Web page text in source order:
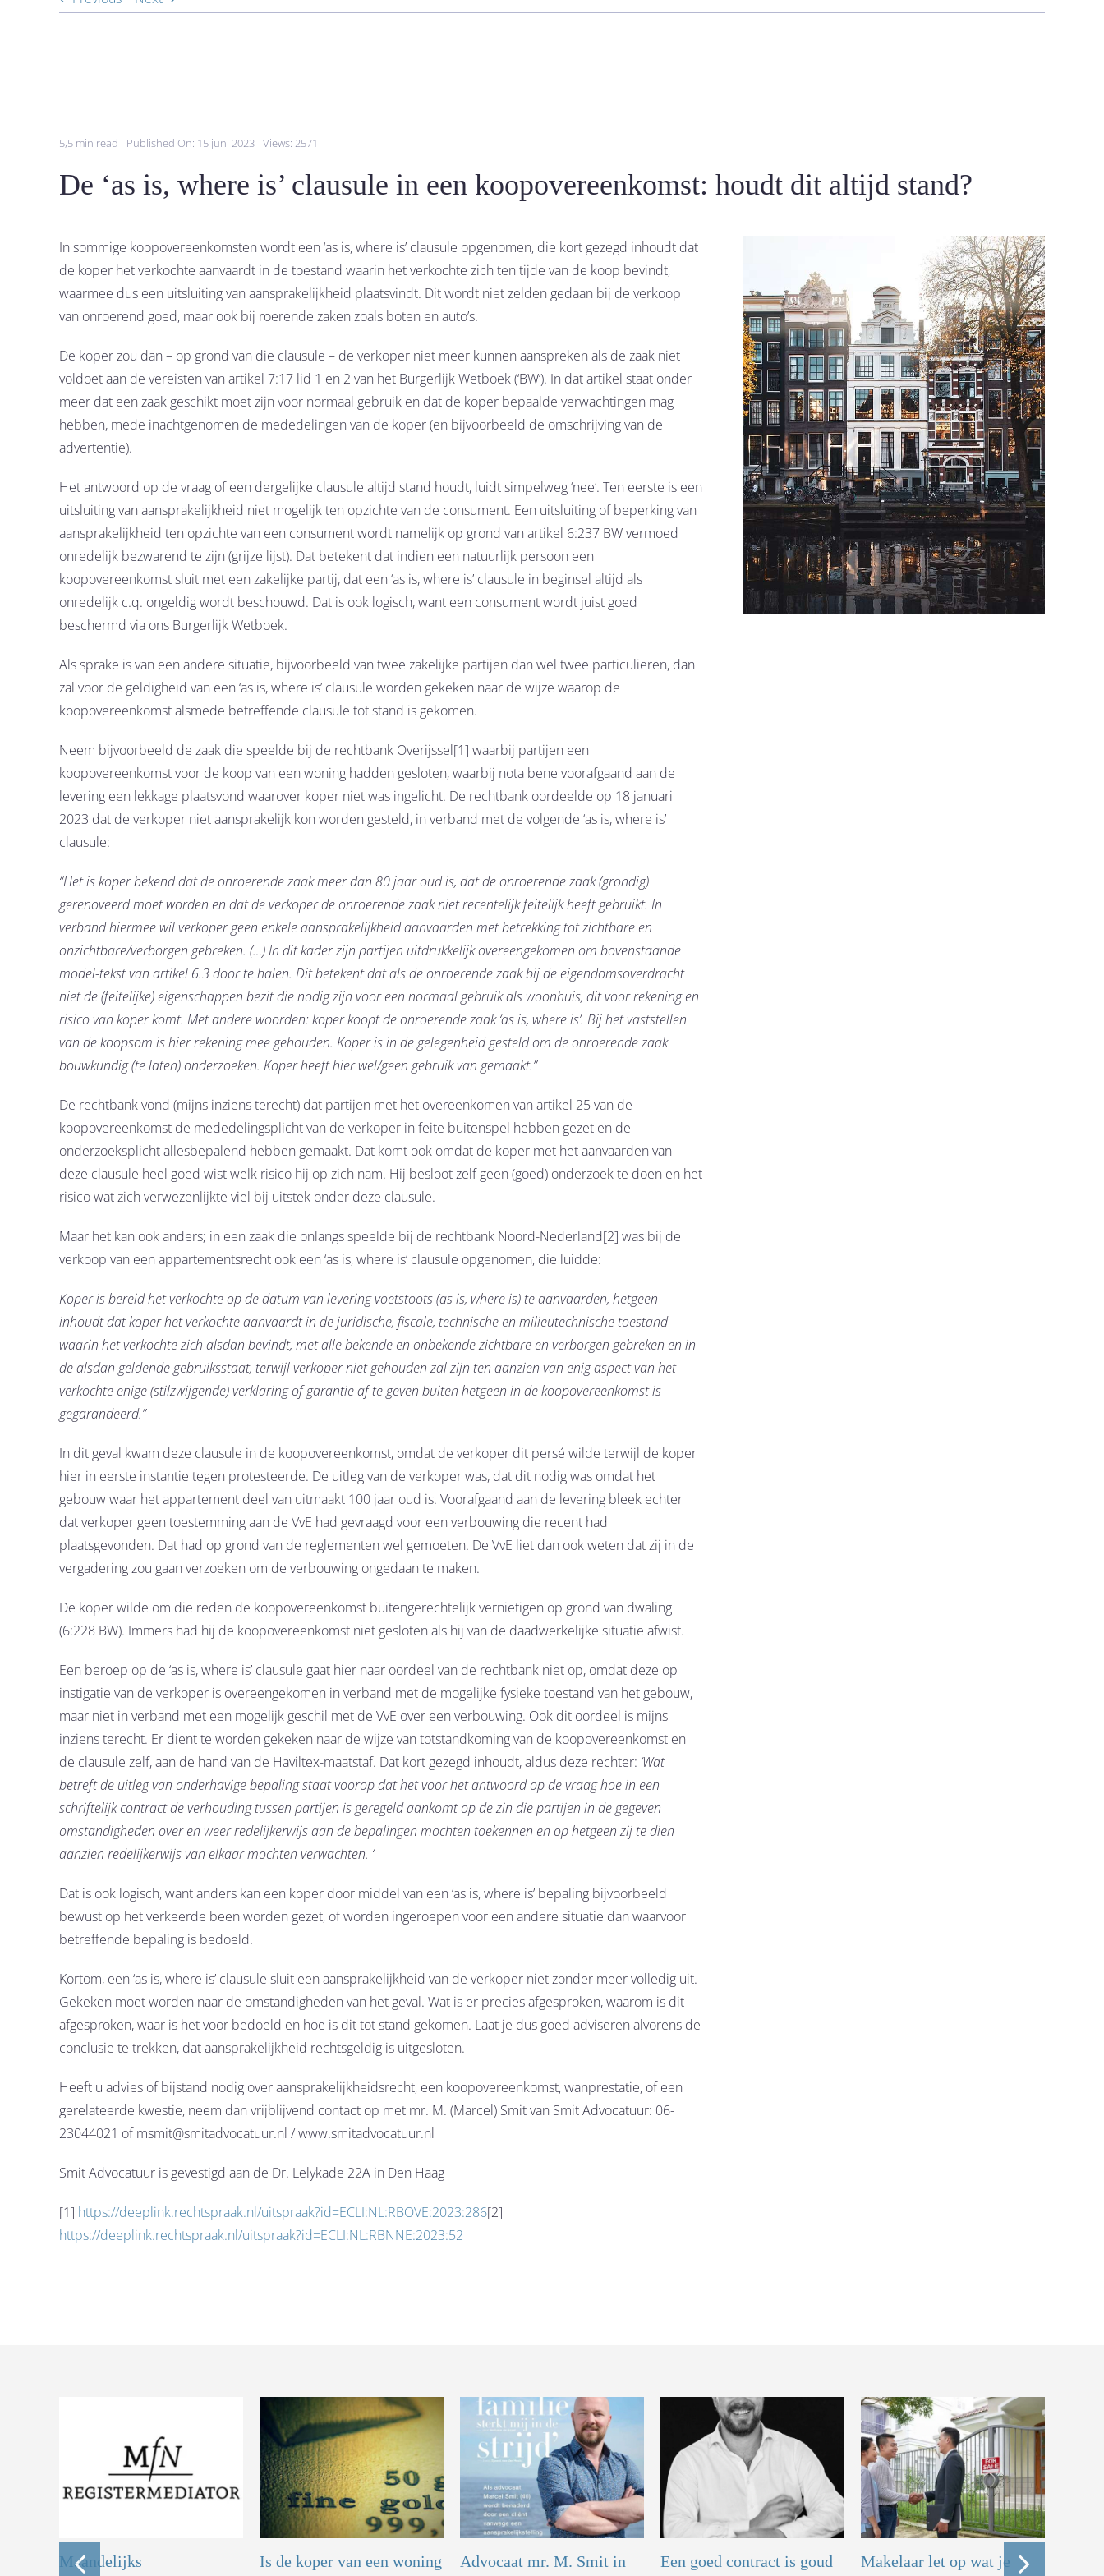
5,5 min read Published On: 15 juni 2023 Views: 2571
De ‘as is, where is’ clausule in een koopovereenkomst: houdt dit altijd stand?
In sommige koopovereenkomsten wordt een ‘as is, where is’ clausule opgenomen, die kort gezegd inhoudt dat
de koper het verkochte aanvaardt in de toestand waarin het verkochte zich ten tijde van de koop bevindt,
waarmee dus een uitsluiting van aansprakelijkheid plaatsvindt. Dit wordt niet zelden gedaan bij de verkoop
van onroerend goed, maar ook bij roerende zaken zoals boten en auto’s.
De koper zou dan – op grond van die clausule – de verkoper niet meer kunnen aanspreken als de zaak niet
voldoet aan de vereisten van artikel 7:17 lid 1 en 2 van het Burgerlijk Wetboek (‘BW’). In dat artikel staat onder
meer dat een zaak geschikt moet zijn voor normaal gebruik en dat de koper bepaalde verwachtingen mag
hebben, mede inachtgenomen de mededelingen van de koper (en bijvoorbeeld de omschrijving van de
advertentie).
Het antwoord op de vraag of een dergelijke clausule altijd stand houdt, luidt simpelweg ‘nee’. Ten eerste is een
uitsluiting van aansprakelijkheid niet mogelijk ten opzichte van de consument. Een uitsluiting of beperking van
aansprakelijkheid ten opzichte van een consument wordt namelijk op grond van artikel 6:237 BW vermoed
onredelijk bezwarend te zijn (grijze lijst). Dat betekent dat indien een natuurlijk persoon een
koopovereenkomst sluit met een zakelijke partij, dat een ‘as is, where is’ clausule in beginsel altijd als
onredelijk c.q. ongeldig wordt beschouwd. Dat is ook logisch, want een consument wordt juist goed
beschermd via ons Burgerlijk Wetboek.
Als sprake is van een andere situatie, bijvoorbeeld van twee zakelijke partijen dan wel twee particulieren, dan
zal voor de geldigheid van een ‘as is, where is’ clausule worden gekeken naar de wijze waarop de
koopovereenkomst alsmede betreffende clausule tot stand is gekomen.
Neem bijvoorbeeld de zaak die speelde bij de rechtbank Overijssel[1] waarbij partijen een
koopovereenkomst voor de koop van een woning hadden gesloten, waarbij nota bene voorafgaand aan de
levering een lekkage plaatsvond waarover koper niet was ingelicht. De rechtbank oordeelde op 18 januari
2023 dat de verkoper niet aansprakelijk kon worden gesteld, in verband met de volgende ‘as is, where is’
clausule:
“Het is koper bekend dat de onroerende zaak meer dan 80 jaar oud is, dat de onroerende zaak (grondig)
gerenoveerd moet worden en dat de verkoper de onroerende zaak niet recentelijk feitelijk heeft gebruikt. In
verband hiermee wil verkoper geen enkele aansprakelijkheid aanvaarden met betrekking tot zichtbare en
onzichtbare/verborgen gebreken. (…) In dit kader zijn partijen uitdrukkelijk overeengekomen om bovenstaande
model-tekst van artikel 6.3 door te halen. Dit betekent dat als de onroerende zaak bij de eigendomsoverdracht
niet de (feitelijke) eigenschappen bezit die nodig zijn voor een normaal gebruik als woonhuis, dit voor rekening en
risico van koper komt. Met andere woorden: koper koopt de onroerende zaak ‘as is, where is’. Bij het vaststellen
van de koopsom is hier rekening mee gehouden. Koper is in de gelegenheid gesteld om de onroerende zaak
bouwkundig (te laten) onderzoeken. Koper heeft hier wel/geen gebruik van gemaakt.”
De rechtbank vond (mijns inziens terecht) dat partijen met het overeenkomen van artikel 25 van de
koopovereenkomst de mededelingsplicht van de verkoper in feite buitenspel hebben gezet en de
onderzoeksplicht allesbepalend hebben gemaakt. Dat komt ook omdat de koper met het aanvaarden van
deze clausule heel goed wist welk risico hij op zich nam. Hij besloot zelf geen (goed) onderzoek te doen en het
risico wat zich verwezenlijkte viel bij uitstek onder deze clausule.
Maar het kan ook anders; in een zaak die onlangs speelde bij de rechtbank Noord-Nederland[2] was bij de
verkoop van een appartementsrecht ook een ‘as is, where is’ clausule opgenomen, die luidde:
Koper is bereid het verkochte op de datum van levering voetstoots (as is, where is) te aanvaarden, hetgeen
inhoudt dat koper het verkochte aanvaardt in de juridische, fiscale, technische en milieutechnische toestand
waarin het verkochte zich alsdan bevindt, met alle bekende en onbekende zichtbare en verborgen gebreken en in
de alsdan geldende gebruiksstaat, terwijl verkoper niet gehouden zal zijn ten aanzien van enig aspect van het
verkochte enige (stilzwijgende) verklaring of garantie af te geven buiten hetgeen in de koopovereenkomst is
gegarandeerd.”
In dit geval kwam deze clausule in de koopovereenkomst, omdat de verkoper dit persé wilde terwijl de koper
hier in eerste instantie tegen protesteerde. De uitleg van de verkoper was, dat dit nodig was omdat het
gebouw waar het appartement deel van uitmaakt 100 jaar oud is. Voorafgaand aan de levering bleek echter
dat verkoper geen toestemming aan de VvE had gevraagd voor een verbouwing die recent had
plaatsgevonden. Dat had op grond van de reglementen wel gemoeten. De VvE liet dan ook weten dat zij in de
vergadering zou gaan verzoeken om de verbouwing ongedaan te maken.
De koper wilde om die reden de koopovereenkomst buitengerechtelijk vernietigen op grond van dwaling
(6:228 BW). Immers had hij de koopovereenkomst niet gesloten als hij van de daadwerkelijke situatie afwist.
Een beroep op de ‘as is, where is’ clausule gaat hier naar oordeel van de rechtbank niet op, omdat deze op
instigatie van de verkoper is overeengekomen in verband met de mogelijke fysieke toestand van het gebouw,
maar niet in verband met een mogelijk geschil met de VvE over een verbouwing. Ook dit oordeel is mijns
inziens terecht. Er dient te worden gekeken naar de wijze van totstandkoming van de koopovereenkomst en
de clausule zelf, aan de hand van de Haviltex-maatstaf. Dat kort gezegd inhoudt, aldus deze rechter: ‘Wat
betreft de uitleg van onderhavige bepaling staat voorop dat het voor het antwoord op de vraag hoe in een
schriftelijk contract de verhouding tussen partijen is geregeld aankomt op de zin die partijen in de gegeven
omstandigheden over en weer redelijkerwijs aan de bepalingen mochten toekennen en op hetgeen zij te dien
aanzien redelijkerwijs van elkaar mochten verwachten. ‘
Dat is ook logisch, want anders kan een koper door middel van een ‘as is, where is’ bepaling bijvoorbeeld
bewust op het verkeerde been worden gezet, of worden ingeroepen voor een andere situatie dan waarvoor
betreffende bepaling is bedoeld.
Kortom, een ‘as is, where is’ clausule sluit een aansprakelijkheid van de verkoper niet zonder meer volledig uit.
Gekeken moet worden naar de omstandigheden van het geval. Wat is er precies afgesproken, waarom is dit
afgesproken, waar is het voor bedoeld en hoe is dit tot stand gekomen. Laat je dus goed adviseren alvorens de
conclusie te trekken, dat aansprakelijkheid rechtsgeldig is uitgesloten.
Heeft u advies of bijstand nodig over aansprakelijkheidsrecht, een koopovereenkomst, wanprestatie, of een
gerelateerde kwestie, neem dan vrijblijvend contact op met mr. M. (Marcel) Smit van Smit Advocatuur: 06-
23044021 of msmit@smitadvocatuur.nl / www.smitadvocatuur.nl
Smit Advocatuur is gevestigd aan de Dr. Lelykade 22A in Den Haag
[1] https://deeplink.rechtspraak.nl/uitspraak?id=ECLI:NL:RBOVE:2023:286[2]
https://deeplink.rechtspraak.nl/uitspraak?id=ECLI:NL:RBNNE:2023:52
Maandelijks
Is de koper van een woning
Advocaat mr. M. Smit in
Een goed contract is goud
Makelaar let op wat je